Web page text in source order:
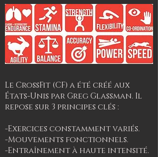
Le CrossFit (CF) a été créé aux
États-Unis par Greg Glassman. Il
repose sur 3 principes clés :
-Exercices constamment variés.
-Mouvements fonctionnels.
-Entraînement à haute intensité.